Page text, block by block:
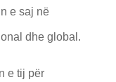
e saj në
dhe global.
e tij për